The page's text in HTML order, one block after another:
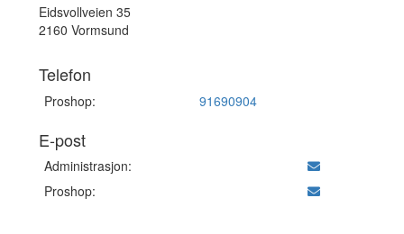
Eidsvollveien 35
2160 Vormsund
Telefon
Proshop: 91690904
E-post
Administrasjon:
Proshop: